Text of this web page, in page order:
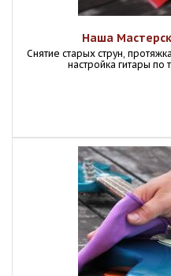
Наша
Снятие старых струн,
настройка гитары по